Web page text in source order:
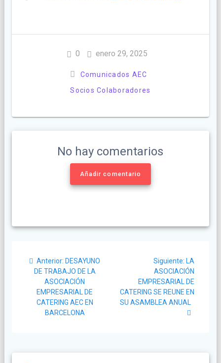
0 enero 29, 2025
Comunicados AEC
Socios Colaboradores
No hay comentarios
Añadir comentario
entradas
Anterior: Post
anterior:
DESAYUNO
DE TRABAJO DE LA
ASOCIACIÓN
EMPRESARIAL DE
CATERING AEC EN
BARCELONA
Siguiente: Siguiente
post:
LA
ASOCIACIÓN
EMPRESARIAL DE
CATERING SE REUNE EN
SU ASAMBLEA ANUAL